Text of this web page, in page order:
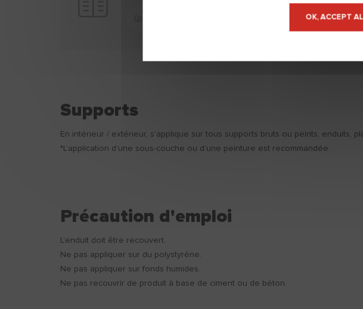
Supports
En intérieur / extérieur, s’applique sur tous supports bruts ou peints, enduits,
*L’application d’une sous-couche ou d’une peinture est recommandée.
Précaution d'emploi
L’enduit doit être recouvert.
Ne pas appliquer sur du polystyrène.
Ne pas appliquer sur fonds humides.
Ne pas recouvrir de produit à base de ciment ou de béton.
OK, ACCEPT